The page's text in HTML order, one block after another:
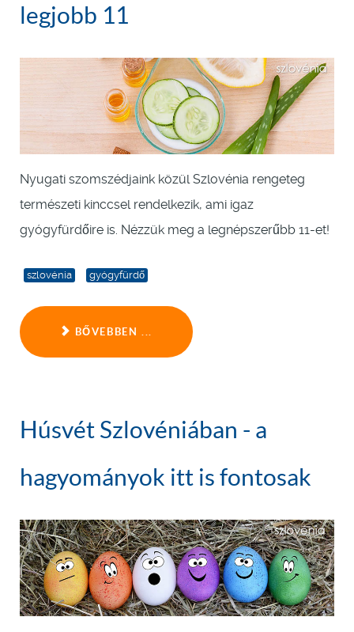
legjobb 11
Nyugati szomszédjaink közül Szlovénia rengeteg
természeti kinccsel rendelkezik, ami igaz
gyógyfürdőire is. Nézzük meg a legnépszerűbb 11-et!
szlovénia gyógyfürdő
BŐVEBBEN ...
Húsvét Szlovéniában - a
hagyományok itt is fontosak